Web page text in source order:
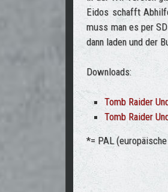
Eidos schafft
muss man es per
dann laden und der
Downloads:
Tomb Raider
Tomb Raider
*= PAL